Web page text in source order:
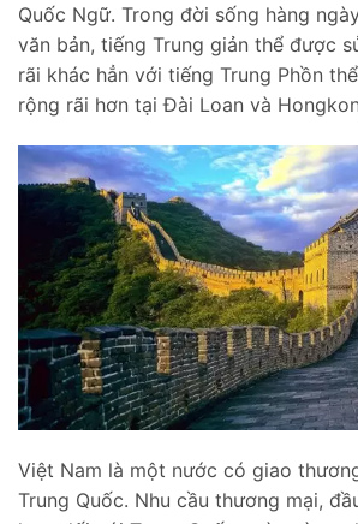
Quốc Ngữ. Trong đời sống hàng
văn bản, tiếng Trung giản thể được
rãi khác hẳn với tiếng Trung Phồn
rộng rãi hơn tại Đài Loan và
Việt Nam là một nước có giao
Trung Quốc. Nhu cầu thương mại,